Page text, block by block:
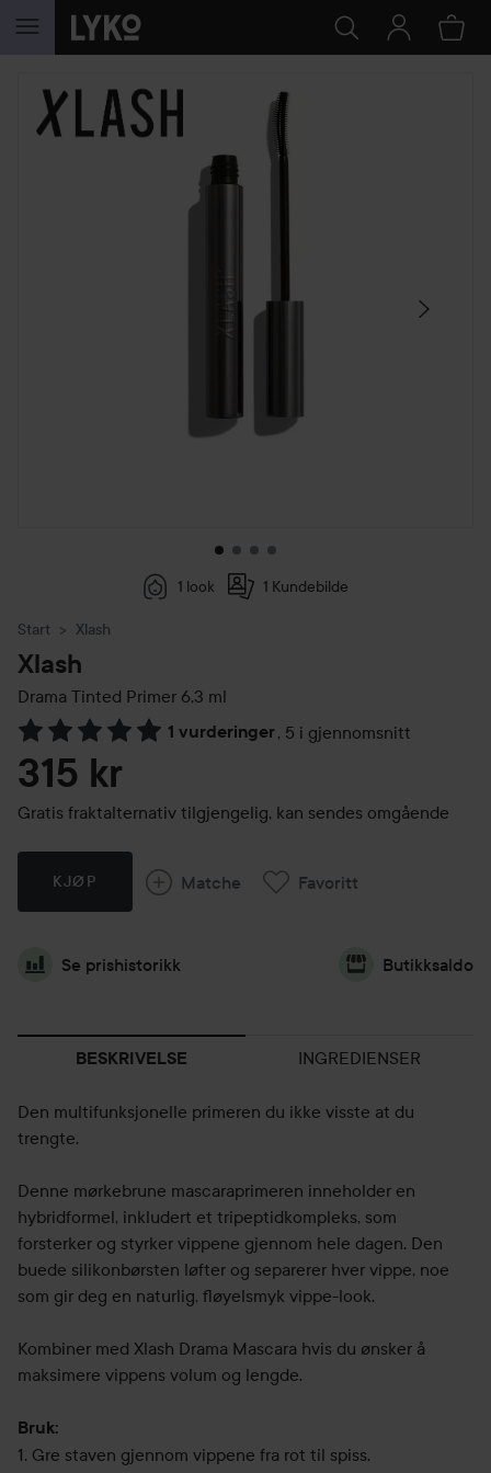
GÅ TIL INNHOLD
HOPP OVER SEKSJON
1 look 1 Kundebilde
Start Xlash
Xlash
Drama Tinted Primer 6,3 ml
1 vurderinger, 5 i gjennomsnitt
Gå til Vurderinger & anmeldelser
315 kr
Gratis fraktalternativ tilgjengelig, kan sendes omgående
KJØP Matche Favoritt
Se prishistorikk Butikksaldo
BESKRIVELSE INGREDIENSER
Den multifunksjonelle primeren du ikke visste at du
trengte.
Denne mørkebrune mascaraprimeren inneholder en
hybridformel, inkludert et tripeptidkompleks, som
forsterker og styrker vippene gjennom hele dagen. Den
buede silikonbørsten løfter og separerer hver vippe, noe
som gir deg en naturlig, fløyelsmyk vippe-look.
Kombiner med Xlash Drama Mascara hvis du ønsker å
maksimere vippens volum og lengde.
Bruk:
1. Gre staven gjennom vippene fra rot til spiss.